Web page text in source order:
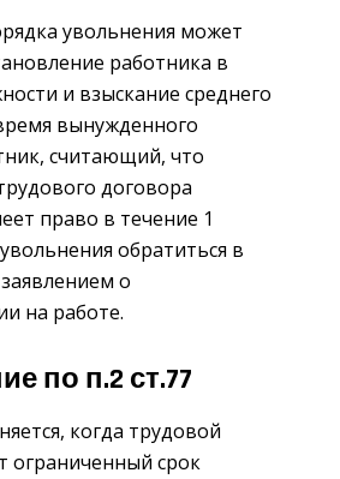
увольнения может
работника в
и взыскание среднего
вынужденного
считающий, что
договора
право в течение 1
обратиться в
о
на работе.
по п.2 ст.77
когда трудовой
ограниченный срок